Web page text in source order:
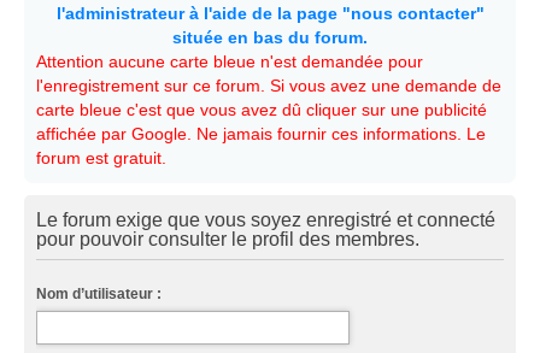
l'administrateur à l'aide de la page "nous contacter"
située en bas du forum.
Attention aucune carte bleue n'est demandée pour
l'enregistrement sur ce forum. Si vous avez une demande de
carte bleue c'est que vous avez dû cliquer sur une publicité
affichée par Google. Ne jamais fournir ces informations. Le
forum est gratuit.
Le forum exige que vous soyez enregistré et connecté
pour pouvoir consulter le profil des membres.
Nom d’utilisateur :